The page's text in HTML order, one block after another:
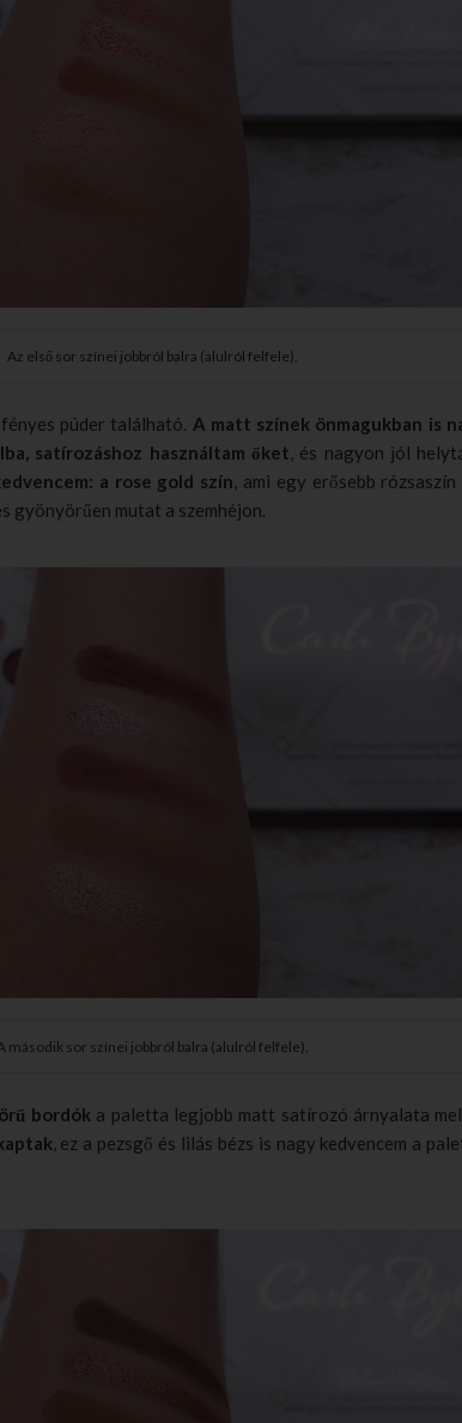
Az első sor színei jobbról balra (alulról felfele).
púder található. A matt színek önmagukban is
satírozáshoz használtam őket, és nagyon jól
a rose gold szín, ami egy erősebb
gyönyörűen mutat a szemhéjon.
második sor színei jobbról balra (alulról felfele).
bordóka paletta legjobb matt satírozó árnyalata
, ez a pezsgő és lilás bézs is nagy kedvencem a